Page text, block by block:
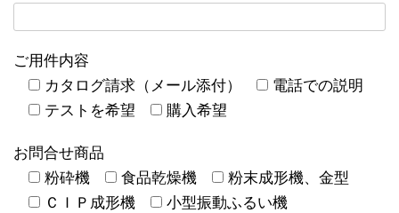
ご用件内容
カタログ請求（メール添付）
電話での説明
テストを希望
購入希望
お問合せ商品
粉砕機
食品乾燥機
粉末成形機、金型
ＣＩＰ成形機
小型振動ふるい機